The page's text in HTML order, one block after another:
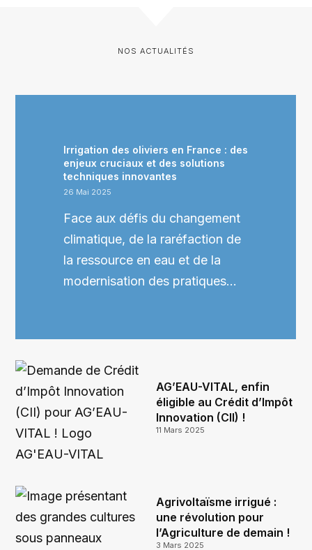
NOS ACTUALITÉS
Irrigation des oliviers en France : des
enjeux cruciaux et des solutions
techniques innovantes
26 Mai 2025
Face aux défis du changement
climatique, de la raréfaction de
la ressource en eau et de la
modernisation des pratiques…
AG’EAU-VITAL, enfin
éligible au Crédit d’Impôt
Innovation (CII) !
11 Mars 2025
Agrivoltaïsme irrigué :
une révolution pour
l’Agriculture de demain !
3 Mars 2025